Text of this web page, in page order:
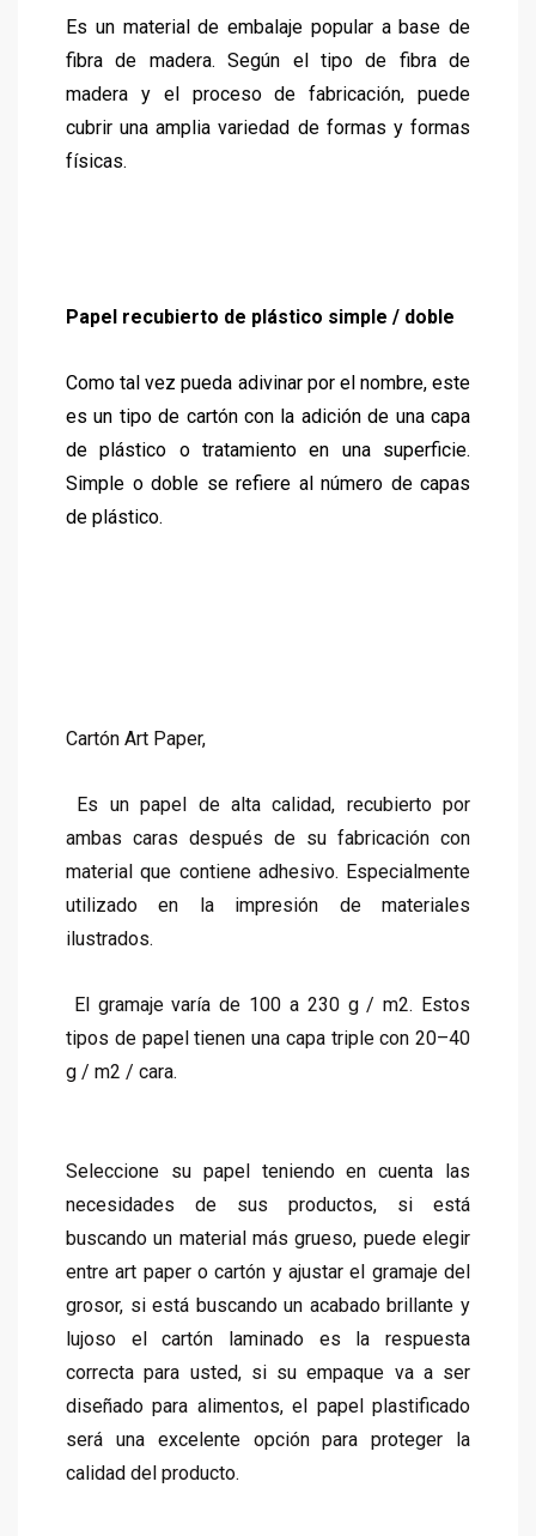
Es un material de embalaje popular a base de
fibra de madera. Según el tipo de fibra de
madera y el proceso de fabricación, puede
cubrir una amplia variedad de formas y formas
físicas.
Papel recubierto de plástico simple / doble
Como tal vez pueda adivinar por el nombre, este
es un tipo de cartón con la adición de una capa
de plástico o tratamiento en una superficie.
Simple o doble se refiere al número de capas
de plástico.
Cartón Art Paper,
Es un papel de alta calidad, recubierto por
ambas caras después de su fabricación con
material que contiene adhesivo. Especialmente
utilizado en la impresión de materiales
ilustrados.
El gramaje varía de 100 a 230 g / m2. Estos
tipos de papel tienen una capa triple con 20–40
g / m2 / cara.
Seleccione su papel teniendo en cuenta las
necesidades de sus productos, si está
buscando un material más grueso, puede elegir
entre art paper o cartón y ajustar el gramaje del
grosor, si está buscando un acabado brillante y
lujoso el cartón laminado es la respuesta
correcta para usted, si su empaque va a ser
diseñado para alimentos, el papel plastificado
será una excelente opción para proteger la
calidad del producto.